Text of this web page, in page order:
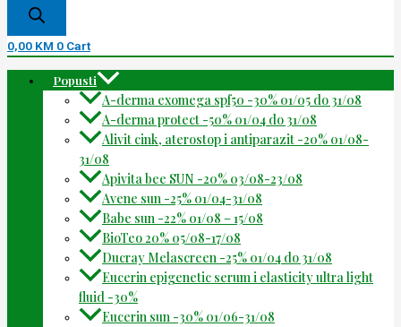
0,00 KM 0 Cart
Popusti
A-derma exomega spf50 -30% 01/05 do 31/08
A-derma protect -50% 01/04 do 31/08
Alivit cink, aterostop i antiparazit -20% 01/08-
31/08
Apivita bee SUN -20% 03/08-23/08
Avene sun -25% 01/04-31/08
Babe sun -22% 01/08 – 15/08
BioTeo 20% 05/08-17/08
Ducray Melascreen -25% 01/04 do 31/08
Eucerin epigenetic serum i elasticity ultra light
fluid -30%
Eucerin sun -30% 01/06-31/08